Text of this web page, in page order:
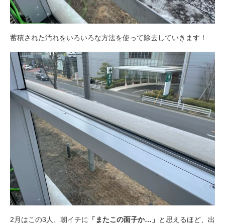
蓄積された汚れをいろいろな方法を使って除去していきます！
2月はこの3人、朝イチに 「またこの面子か…」 と思えるほど、出